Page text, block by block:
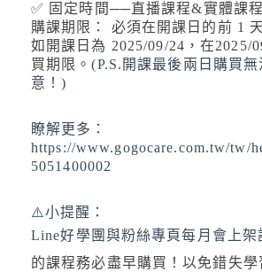
✅ 固定時間──直播課程&實體課程
購課期限： 必須在開課日的前 1
如開課日為 2025/09/24，在2025/
買期限。(P.S.開課最後兩日購買
意！)
瞭解更多：
https://www.gogocare.com.tw/tw/
5051400002
⚠️小提醒：
Line好學團與粉絲專頁每月會上架
的課程務必盡早購買！以免錯失學